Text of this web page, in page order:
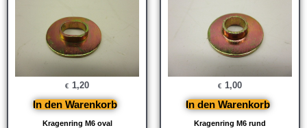
Kragenring M6 oval
€ 1,20
In den Warenkorb
Kragenring M6 rund
€ 1,00
In den Warenkorb